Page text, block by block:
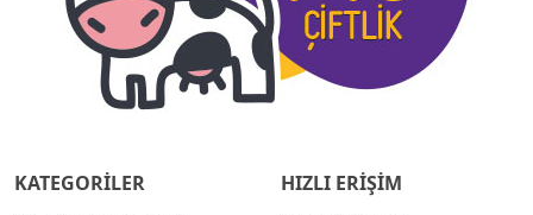
KATEGORİLER HIZLI ERİŞİM